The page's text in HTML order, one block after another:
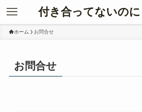
付き合ってないの
ホーム お問合せ
お問合せ